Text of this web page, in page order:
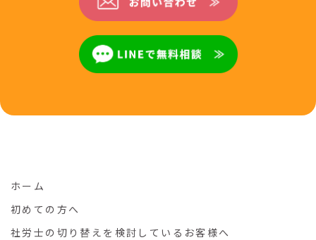
ホーム
初めての方へ
社労士の切り替えを検討しているお客様へ